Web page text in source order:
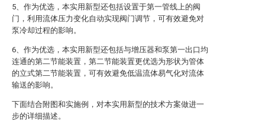
5、作为优选，本实用新型还包括设置于第一管线上的阀
门，利用流体压力变化自动实现阀门调节，可有效避免对
泵冷却过程的影响。
6、作为优选，本实用新型还包括与增压器和泵第一出口均
连通的第二节能装置，第二节能装置更优选为形状为管体
的立式第二节能装置，可有效避免低温流体易气化对流体
输送的影响。
下面结合附图和实施例，对本实用新型的技术方案做进一
步的详细描述。